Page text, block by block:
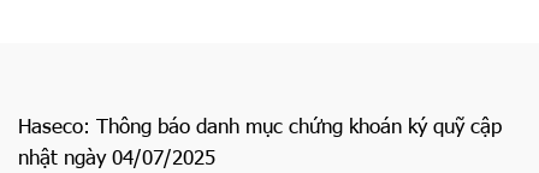
Haseco: Thông báo danh mục chứng khoán ký quỹ cập
nhật ngày 04/07/2025